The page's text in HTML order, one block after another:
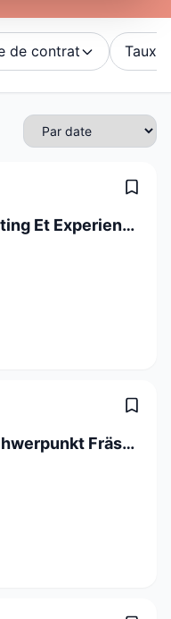
de contrat Taux
Coordinateur Marketing Et Experience Client
CNC Mechaniker Schwerpunkt Fräsen 100% (m/w/d)